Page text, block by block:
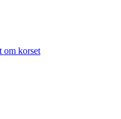
om korset